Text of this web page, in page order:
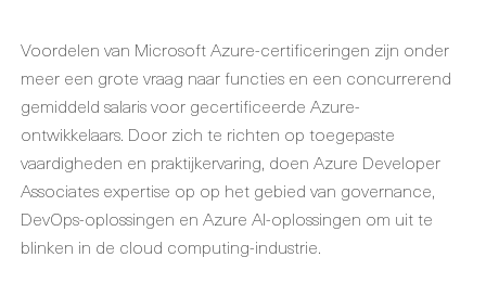
Voordelen van Microsoft Azure-certificeringen zijn onder
meer een grote vraag naar functies en een concurrerend
gemiddeld salaris voor gecertificeerde Azure-
ontwikkelaars. Door zich te richten op toegepaste
vaardigheden en praktijkervaring, doen Azure Developer
Associates expertise op op het gebied van governance,
DevOps-oplossingen en Azure AI-oplossingen om uit te
blinken in de cloud computing-industrie.